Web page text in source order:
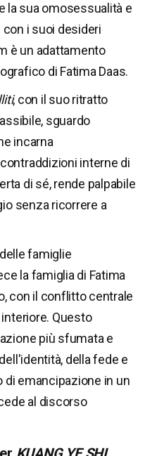
la sua omosessualità e
con i suoi desideri
è un adattamento
di Fatima Daas.
, con il suo ritratto
sguardo
incarna
interne di
di sé, rende palpabile
senza ricorrere a
famiglie
la famiglia di Fatima
con il conflitto centrale
Questo
più sfumata e
della fede e
di emancipazione in un
al discorso